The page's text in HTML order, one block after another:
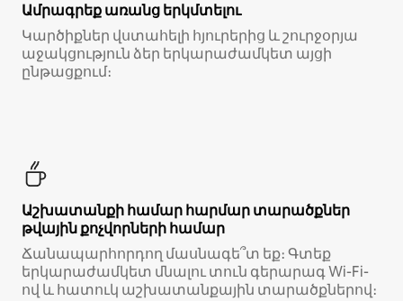
Ամրագրեք առանց երկմտելու
Կարծիքներ վստահելի հյուրերից և շուրջօրյա
աջակցություն ձեր երկարաժամկետ այցի
ընթացքում։
Աշխատանքի համար հարմար տարածքներ
թվային քոչվորների համար
Ճանապարհորդող մասնագե՞տ եք։ Գտեք
երկարաժամկետ մնալու տուն գերարագ Wi-Fi-
ով և հատուկ աշխատանքային տարածքներով։